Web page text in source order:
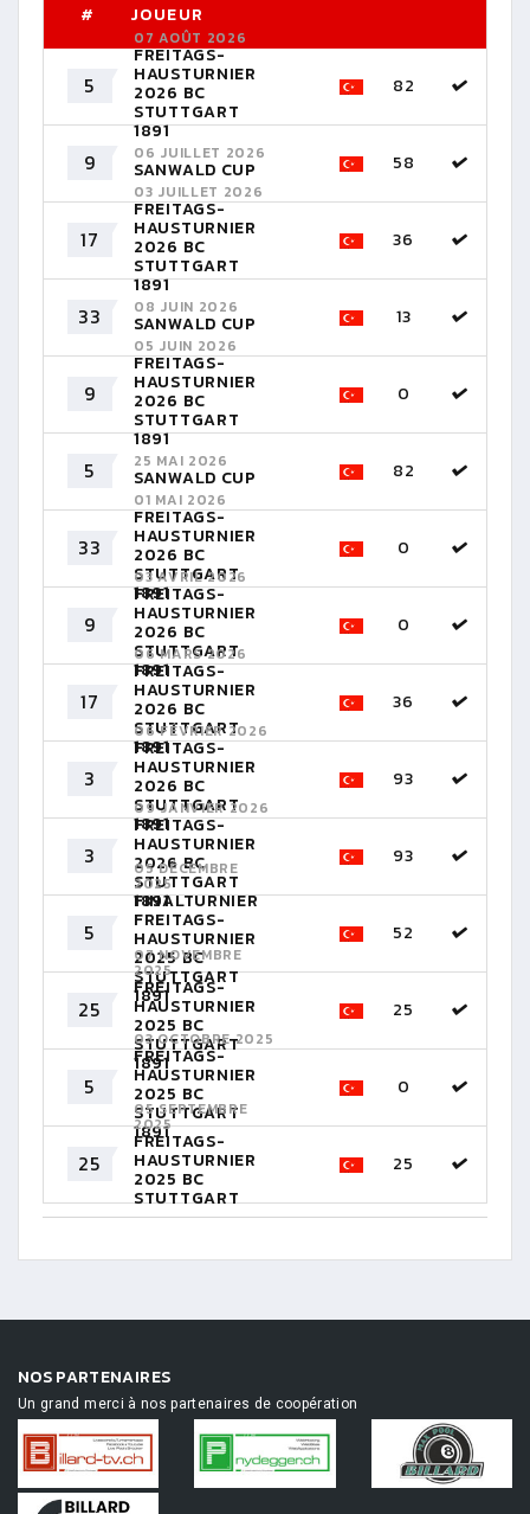
# JOUEUR
5
07 AOÛT 2026
FREITAGS-
HAUSTURNIER
2026 BC
STUTTGART
1891
82
9 06 JUILLET 2026
SANWALD CUP 58
17
03 JUILLET 2026
FREITAGS-
HAUSTURNIER
2026 BC
STUTTGART
1891
36
33 08 JUIN 2026
SANWALD CUP 13
9
05 JUIN 2026
FREITAGS-
HAUSTURNIER
2026 BC
STUTTGART
1891
0
5 25 MAI 2026
SANWALD CUP 82
33
01 MAI 2026
FREITAGS-
HAUSTURNIER
2026 BC
STUTTGART
1891
0
9
03 AVRIL 2026
FREITAGS-
HAUSTURNIER
2026 BC
STUTTGART
1891
0
17
06 MARS 2026
FREITAGS-
HAUSTURNIER
2026 BC
STUTTGART
1891
36
3
06 FÉVRIER 2026
FREITAGS-
HAUSTURNIER
2026 BC
STUTTGART
1891
93
3
09 JANVIER 2026
FREITAGS-
HAUSTURNIER
2026 BC
STUTTGART
1891
93
5
05 DÉCEMBRE
2025
FINALTURNIER
FREITAGS-
HAUSTURNIER
2025 BC
STUTTGART
1891
52
25
07 NOVEMBRE
2025
FREITAGS-
HAUSTURNIER
2025 BC
STUTTGART
1891
25
5
03 OCTOBRE 2025
FREITAGS-
HAUSTURNIER
2025 BC
STUTTGART
1891
0
25
05 SEPTEMBRE
2025
FREITAGS-
HAUSTURNIER
2025 BC
STUTTGART
1891
25
NOS PARTENAIRES
Un grand merci à nos partenaires de coopération